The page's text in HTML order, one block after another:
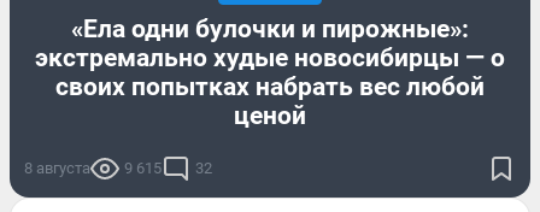
«Ела одни булочки и пирожные»:
экстремально худые новосибирцы — о
своих попытках набрать вес любой
ценой
8 августа 9 615 32